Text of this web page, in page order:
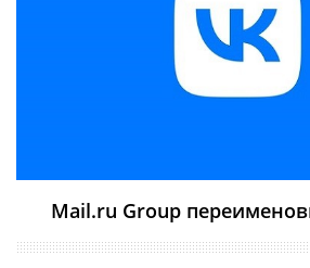
Mail.ru Group